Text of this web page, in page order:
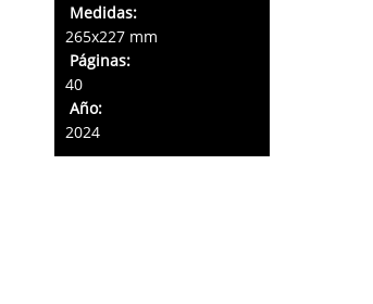
Medidas:
265x227 mm
Páginas:
40
Año:
2024